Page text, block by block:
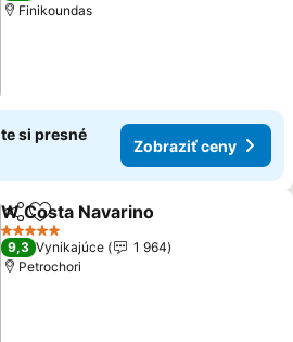
Finikoundas
si presné
Zobraziť ceny
ZdieľaťPridať do obľúbených
W Costa Navarino
5 Počet hviezdičiek
9,3 Vynikajúce
1 964
Petrochori